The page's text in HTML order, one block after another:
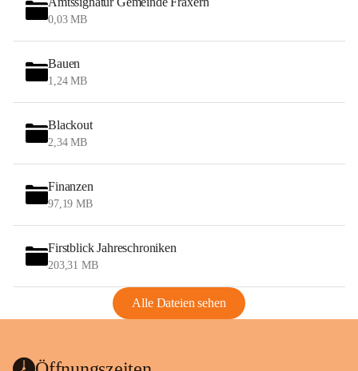
0,03 MB
Bauen
1,24 MB
Blackout
2,34 MB
Finanzen
97,19 MB
Firstblick Jahreschroniken
203,31 MB
Alle Dateien sehen